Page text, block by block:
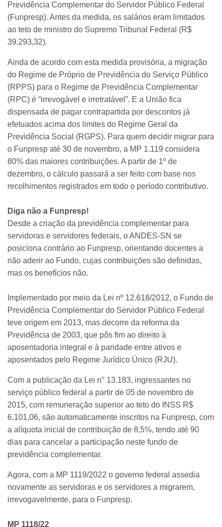
Previdência Complementar do Servidor Público Federal
(Funpresp). Antes da medida, os salários eram limitados
ao teto de ministro do Supremo Tribunal Federal (R$
39.293,32).
Ainda de acordo com esta medida provisória, a migração
do Regime de Próprio de Previdência do Serviço Público
(RPPS) para o Regime de Previdência Complementar
(RPC) é “irrevogável e irretratável”. E a União fica
dispensada de pagar contrapartida por descontos já
efetuados acima dos limites do Regime Geral da
Previdência Social (RGPS). Para quem decidir migrar para
o Funpresp até 30 de novembro, a MP 1.119 considera
80% das maiores contribuições. A partir de 1º de
dezembro, o cálculo passará a ser feito com base nos
recolhimentos registrados em todo o período contributivo.
Diga não a Funpresp!
Desde a criação da previdência complementar para
servidoras e servidores federais, o ANDES-SN se
posiciona contrário ao Funpresp, orientando docentes a
não aderir ao Fundo, cujas contribuições são definidas,
mas os benefícios não.
Implementado por meio da Lei nº 12.618/2012, o Fundo de
Previdência Complementar do Servidor Público Federal
teve origem em 2013, mas decorre da reforma da
Previdência de 2003, que pôs fim ao direito à
aposentadoria integral e à paridade entre ativos e
aposentados pelo Regime Jurídico Único (RJU).
Com a publicação da Lei n° 13.183, ingressantes no
serviço público federal a partir de 05 de novembro de
2015, com remuneração superior ao teto do INSS R$
6.101,06, são automaticamente inscritos na Funpresp, com
a alíquota inicial de contribuição de 8,5%, tendo até 90
dias para cancelar a participação neste fundo de
previdência complementar.
Agora, com a MP 1119/2022 o governo federal assedia
novamente as servidoras e os servidores a migrarem,
irrevogavelmente, para o Funpresp.
MP 1118/22